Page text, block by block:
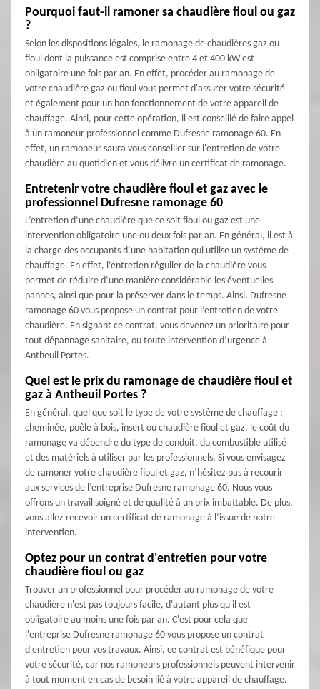
Pourquoi faut-il ramoner sa chaudière fioul ou gaz
?
Selon les dispositions légales, le ramonage de chaudières gaz ou
fioul dont la puissance est comprise entre 4 et 400 kW est
obligatoire une fois par an. En effet, procéder au ramonage de
votre chaudière gaz ou fioul vous permet d'assurer votre sécurité
et également pour un bon fonctionnement de votre appareil de
chauffage. Ainsi, pour cette opération, il est conseillé de faire appel
à un ramoneur professionnel comme Dufresne ramonage 60. En
effet, un ramoneur saura vous conseiller sur l'entretien de votre
chaudière au quotidien et vous délivre un certificat de ramonage.
Entretenir votre chaudière fioul et gaz avec le
professionnel Dufresne ramonage 60
L’entretien d’une chaudière que ce soit fioul ou gaz est une
intervention obligatoire une ou deux fois par an. En général, il est à
la charge des occupants d’une habitation qui utilise un système de
chauffage. En effet, l’entretien régulier de la chaudière vous
permet de réduire d’une manière considérable les éventuelles
pannes, ainsi que pour la préserver dans le temps. Ainsi, Dufresne
ramonage 60 vous propose un contrat pour l’entretien de votre
chaudière. En signant ce contrat, vous devenez un prioritaire pour
tout dépannage sanitaire, ou toute intervention d’urgence à
Antheuil Portes.
Quel est le prix du ramonage de chaudière fioul et
gaz à Antheuil Portes ?
En général, quel que soit le type de votre système de chauffage :
cheminée, poêle à bois, insert ou chaudière fioul et gaz, le coût du
ramonage va dépendre du type de conduit, du combustible utilisé
et des matériels à utiliser par les professionnels. Si vous envisagez
de ramoner votre chaudière fioul et gaz, n’hésitez pas à recourir
aux services de l’entreprise Dufresne ramonage 60. Nous vous
offrons un travail soigné et de qualité à un prix imbattable. De plus,
vous allez recevoir un certificat de ramonage à l’issue de notre
intervention.
Optez pour un contrat d'entretien pour votre
chaudière fioul ou gaz
Trouver un professionnel pour procéder au ramonage de votre
chaudière n'est pas toujours facile, d'autant plus qu'il est
obligatoire au moins une fois par an. C'est pour cela que
l'entreprise Dufresne ramonage 60 vous propose un contrat
d'entretien pour vos travaux. Ainsi, ce contrat est bénéfique pour
votre sécurité, car nos ramoneurs professionnels peuvent intervenir
à tout moment en cas de besoin lié à votre appareil de chauffage.